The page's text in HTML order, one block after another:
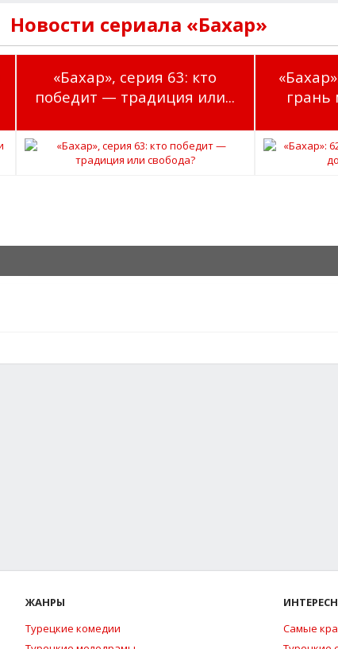
Новости сериала «Бахар»
«Бахар», серия 63: кто
победит — традиция или...
грань
ЖАНРЫ
Турецкие комедии
Самые